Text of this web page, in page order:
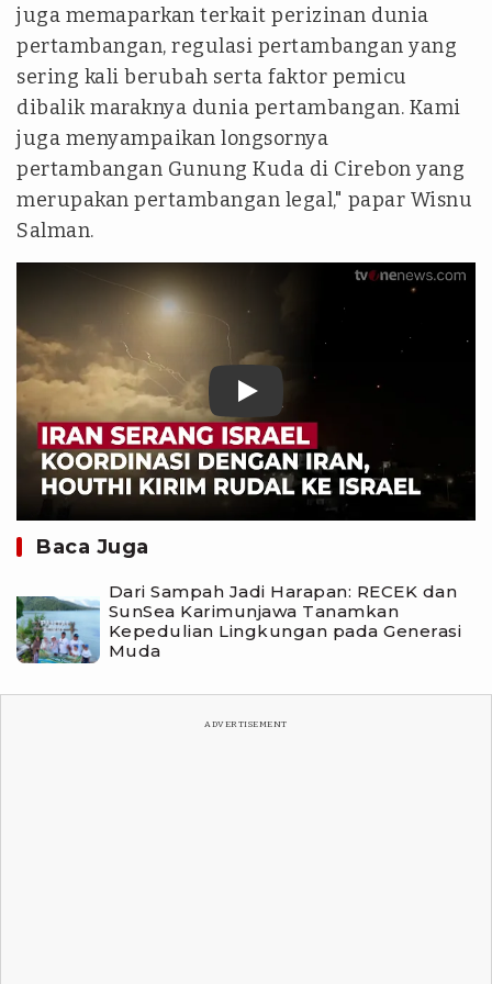
juga memaparkan terkait perizinan dunia
pertambangan, regulasi pertambangan yang
sering kali berubah serta faktor pemicu
dibalik maraknya dunia pertambangan. Kami
juga menyampaikan longsornya
pertambangan Gunung Kuda di Cirebon yang
merupakan pertambangan legal," papar Wisnu
Salman.
tvonenews
Baca Juga
Dari Sampah Jadi Harapan: RECEK dan
SunSea Karimunjawa Tanamkan
Kepedulian Lingkungan pada Generasi
Muda
ADVERTISEMENT